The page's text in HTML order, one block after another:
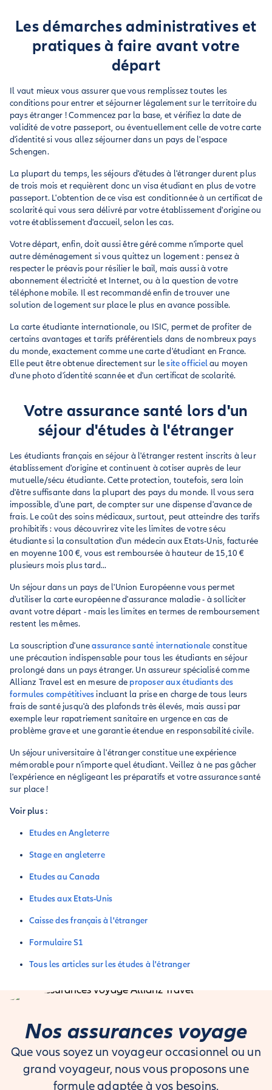
Les démarches administratives et
pratiques à faire avant votre
départ
Il vaut mieux vous assurer que vous remplissez toutes les
conditions pour entrer et séjourner légalement sur le territoire du
pays étranger ! Commencez par la base, et vérifiez la date de
validité de votre passeport, ou éventuellement celle de votre carte
d'identité si vous allez séjourner dans un pays de l'espace
Schengen.
La plupart du temps, les séjours d'études à l'étranger durent plus
de trois mois et requièrent donc un visa étudiant en plus de votre
passeport. L'obtention de ce visa est conditionnée à un certificat de
scolarité qui vous sera délivré par votre établissement d'origine ou
votre établissement d'accueil, selon les cas.
Votre départ, enfin, doit aussi être géré comme n'importe quel
autre déménagement si vous quittez un logement : pensez à
respecter le préavis pour résilier le bail, mais aussi à votre
abonnement électricité et Internet, ou à la question de votre
téléphone mobile. Il est recommandé enfin de trouver une
solution de logement sur place le plus en avance possible.
La carte étudiante internationale, ou ISIC, permet de profiter de
certains avantages et tarifs préférentiels dans de nombreux pays
du monde, exactement comme une carte d'étudiant en France.
Elle peut être obtenue directement sur lesite officielau moyen
d'une photo d'identité scannée et d'un certificat de scolarité.
Votre assurance santé lors d'un
séjour d'études à l'étranger
Les étudiants français en séjour à l'étranger restent inscrits à leur
établissement d'origine et continuent à cotiser auprès de leur
mutuelle/sécu étudiante. Cette protection, toutefois, sera loin
d'être suffisante dans la plupart des pays du monde. Il vous sera
impossible, d'une part, de compter sur une dispense d'avance de
frais. Le coût des soins médicaux, surtout, peut atteindre des tarifs
prohibitifs : vous découvrirez vite les limites de votre sécu
étudiante si la consultation d'un médecin aux Etats-Unis, facturée
en moyenne 100 €, vous est remboursée à hauteur de 15,10 €
plusieurs mois plus tard...
Un séjour dans un pays de l'Union Européenne vous permet
d'utiliser la carte européenne d'assurance maladie - à solliciter
avant votre départ - mais les limites en termes de remboursement
restent les mêmes.
La souscription d'uneassurance santé internationale constitue
une précaution indispensable pour tous les étudiants en séjour
prolongé dans un pays étranger. Un assureur spécialisé comme
Allianz Travel est en mesure de proposer aux étudiants des
formules compétitives incluant la prise en charge de tous leurs
frais de santé jusqu'à des plafonds très élevés, mais aussi par
exemple leur rapatriement sanitaire en urgence en cas de
problème grave et une garantie étendue en responsabilité civile.
Un séjour universitaire à l'étranger constitue une expérience
mémorable pour n'importe quel étudiant. Veillez à ne pas gâcher
l'expérience en négligeant les préparatifs et votre assurance santé
sur place !
Voir plus :
Etudes en Angleterre
Stage en angleterre
Etudes au Canada
Etudes aux Etats-Unis
Caisse des français à l'étranger
Formulaire S1
Tous les articles sur les études à l'étranger
Nos assurances voyage
Que vous soyez un voyageur occasionnel ou un
grand voyageur, nous vous proposons une
formule adaptée à vos besoins.